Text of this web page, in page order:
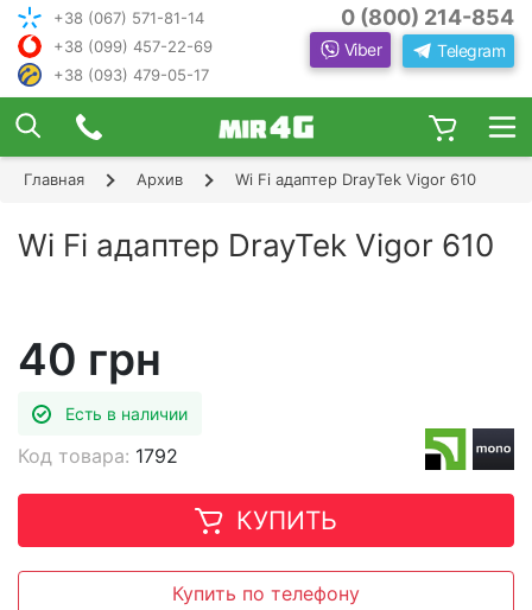
+38 (067) 571-81-14
+38 (099) 457-22-69
+38 (093) 479-05-17
0 (800) 214-854
Viber Telegram
Главная Архив Wi Fi адаптер DrayTek Vigor 610
Wi Fi адаптер DrayTek Vigor 610
40 грн
Есть в наличии
Код товара: 1792
КУПИТЬ
Купить по телефону
ПОДОБРАТЬ ИНТЕРНЕТ С ИН
ЖЕНЕРОМ-
КОНСУЛЬТАНТОМ
Чтобы выбрать лучшего оператора и
оборудование, ответьте, пожалуйста, на
следую
щие вопросы:
×
Шаг 1